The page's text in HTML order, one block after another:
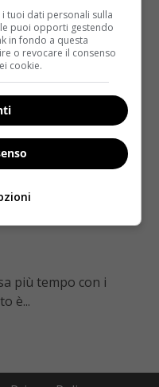
più tempo con i
è...
tuoi dati personali sulla
puoi opporti gestendo
in fondo a questa
o revocare il consenso
cookie.